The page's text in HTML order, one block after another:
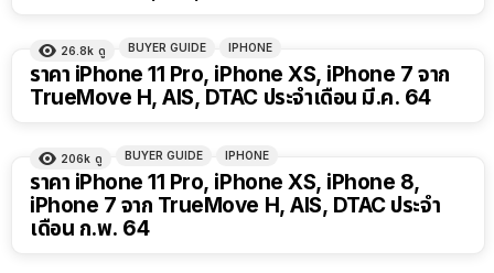
26.8k ดู BUYER GUIDE IPHONE
ราคา iPhone 11 Pro, iPhone XS, iPhone 7 จาก
TrueMove H, AIS, DTAC ประจำเดือน มี.ค. 64
206k ดู BUYER GUIDE IPHONE
ราคา iPhone 11 Pro, iPhone XS, iPhone 8,
iPhone 7 จาก TrueMove H, AIS, DTAC ประจำ
เดือน ก.พ. 64